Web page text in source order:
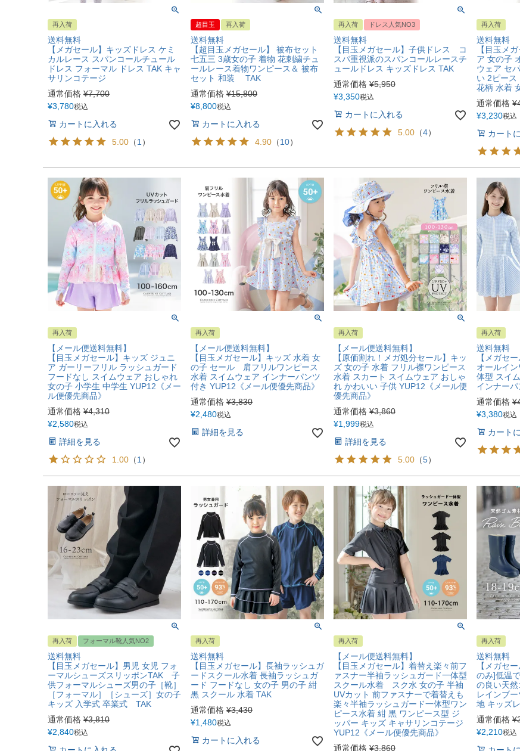
再入荷
送料無料
【メガセール】キッズドレス ケミ
カルレース スパンコールチュール
ドレス フォーマル ドレス TAK キャ
サリンコテージ
通常価格 ¥7,700
¥3,780税込
カートに入れる
5.00 （1 ）
超目玉 再入荷
送料無料
【超目玉メガセール】 被布セット
七五三 3歳女の子 着物 花刺繍チュ
ールレース着物ワンピース＆ 被布
セット 和装 TAK
通常価格 ¥15,800
¥8,800税込
カートに入れる
4.90 （10）
再入荷 ドレス人気NO3
送料無料
【目玉メガセール】子供ドレス コ
スパ重視派のスパンコールレースチ
ュールドレス キッズドレス TAK
通常価格 ¥5,950
¥3,350税込
カートに入れる
5.00 （4）
再入荷
送料無料
【目玉メ
ア 女の子
ウェア セ
い 2ピース
花柄 水着
通常価格 ¥
¥3,230税込
カート
再入荷
【メール便送料無料】
【目玉メガセール】キッズ ジュニ
ア ガーリーフリル ラッシュガード
フードなし スイムウェア おしゃれ
女の子 小学生 中学生 YUP12《メー
ル便優先商品》
通常価格 ¥4,310
¥2,580税込
詳細を見る
1.00 （1 ）
再入荷
【メール便送料無料】
【目玉メガセール】キッズ 水着 女
の子 セール 肩フリルワンピース
水着 スイムウェア インナーパンツ
付き YUP12《メール便優先商品》
通常価格 ¥3,830
¥2,480税込
詳細を見る
再入荷
【メール便送料無料】
【原価割れ！メガ処分セール】キッ
ズ 女の子 水着 フリル襟ワンピース
水着 スカート スイムウェア おしゃ
れ かわいい 子供 YUP12《メール便
優先商品》
通常価格 ¥3,860
¥1,999税込
詳細を見る
5.00 （5）
再入荷
送料無料
【メガセ
オールイ
体型 スイ
インナー
通常価格 ¥
¥3,380税込
カート
再入荷 フォーマル靴人気NO2
送料無料
【目玉メガセール】男児 女児 フォ
ーマルシューズスリッポンTAK 子
供フォーマルシューズ男の子［靴］
［フォーマル］［シューズ］女の子
キッズ 入学式 卒業式 TAK
通常価格 ¥3,810
¥2,840税込
再入荷
送料無料
【目玉メガセール】長袖ラッシュガ
ードスクール水着 長袖ラッシュガ
ード フードなし 女の子 男の子 紺
黒 スクール 水着 TAK
通常価格 ¥3,430
¥1,480税込
カートに入れる
再入荷
【メール便送料無料】
【目玉メガセール】着替え楽々前フ
ァスナー半袖ラッシュガード一体型
スクール水着 スク水 女の子 半袖
UVカット 前ファスナーで着替えも
楽々半袖ラッシュガード一体型ワン
ピース水着 紺 黒 ワンピース型 ジ
ッパー キッズ キャサリンコテージ
YUP12《メール便優先商品》
通常価格 ¥3,860
再入荷
送料無料
【メガセ
のみ]低温
の良い天
レインブ
地 キッズ
通常価格 ¥
¥2,210税込